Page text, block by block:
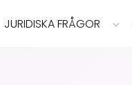
JURIDISKA FRÅGOR